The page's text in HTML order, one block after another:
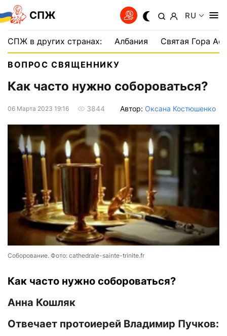
СПЖ RU
СПЖ в других странах: Албания Святая Гора
ВОПРОС СВЯЩЕННИКУ
Как часто нужно собороваться?
06 Марта 2023 19:16 3844 Автор: Оксана Костюшенко
Соборование. Фото: cathedrale-sainte-trinite.fr
Как часто нужно собороваться?
Анна Кошляк
Отвечает протоиерей Владимир Пучков: